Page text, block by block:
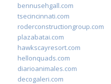
bennusehgall.com
tsecincinnati.com
roderconstructiongroup.com
plazabatai.com
hawkscayresort.com
hellonquads.com
diarioanimales.com
decogaleri.com